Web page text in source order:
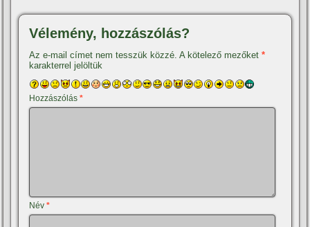
Vélemény, hozzászólás?
Az e-mail címet nem tesszük közzé. A kötelező mezőket*
karakterrel jelöltük
Hozzászólás*
Név*